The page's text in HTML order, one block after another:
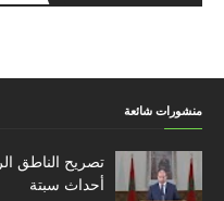
منشورات شائعة
تصريح الناطق
أحداث سبتة